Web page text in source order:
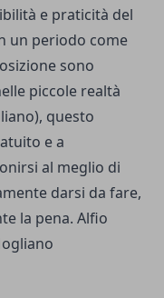
e praticità del
un periodo come
sono
piccole realtà
questo
e a
al meglio di
darsi da fare,
la pena. Alfio